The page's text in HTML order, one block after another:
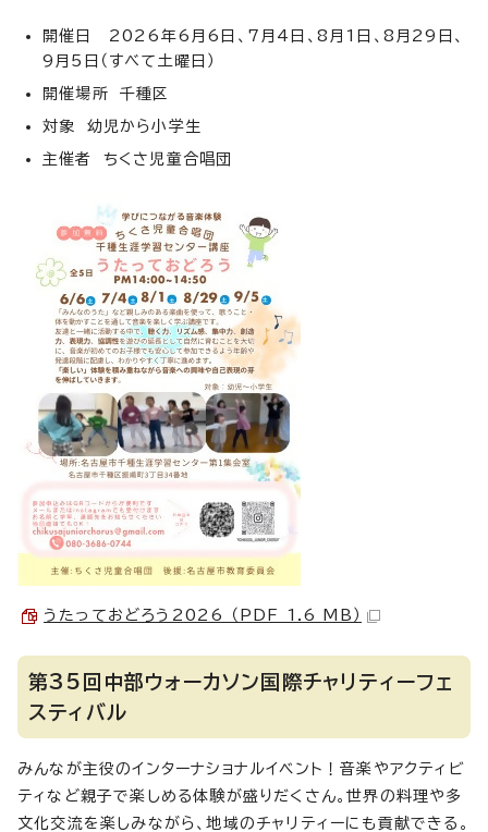
開催日 2026年6月6日、7月4日、8月1日、8月29日、
9月5日（すべて土曜日）
開催場所 千種区
対象 幼児から小学生
主催者 ちくさ児童合唱団
うたっておどろう2026 （PDF 1.6 MB）
第35回中部ウォーカソン国際チャリティーフェ
スティバル
みんなが主役のインターナショナルイベント！音楽やアクティビ
ティなど親子で楽しめる体験が盛りだくさん。世界の料理や多
文化交流を楽しみながら、地域のチャリティーにも貢献できる。